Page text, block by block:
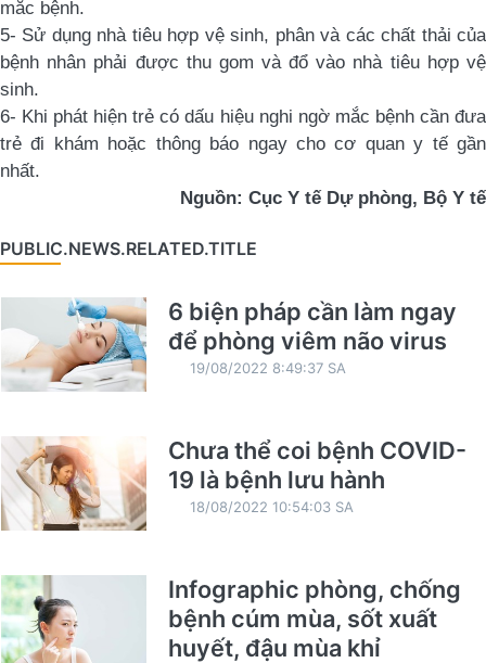
mắc bệnh.
5- Sử dụng nhà tiêu hợp vệ sinh, phân và các chất thải của
bệnh nhân phải được thu gom và đổ vào nhà tiêu hợp vệ
sinh.
6- Khi phát hiện trẻ có dấu hiệu nghi ngờ mắc bệnh cần đưa
trẻ đi khám hoặc thông báo ngay cho cơ quan y tế gần
nhất.
Nguồn: Cục Y tế Dự phòng, Bộ Y tế
PUBLIC.NEWS.RELATED.TITLE
6 biện pháp cần làm ngay
để phòng viêm não virus
19/08/2022 8:49:37 SA
Chưa thể coi bệnh COVID-
19 là bệnh lưu hành
18/08/2022 10:54:03 SA
Infographic phòng, chống
bệnh cúm mùa, sốt xuất
huyết, đậu mùa khỉ